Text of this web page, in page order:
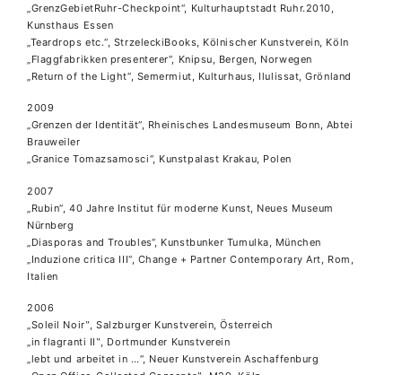
„GrenzGebietRuhr-Checkpoint“, Kulturhauptstadt Ruhr.2010,
Kunsthaus Essen
„Teardrops etc.“, StrzeleckiBooks, Kölnischer Kunstverein, Köln
„Flaggfabrikken presenterer“, Knipsu, Bergen, Norwegen
„Return of the Light“, Semermiut, Kulturhaus, Ilulissat, Grönland
2009
„Grenzen der Identität“, Rheinisches Landesmuseum Bonn, Abtei
Brauweiler
„Granice Tomazsamosci“, Kunstpalast Krakau, Polen
2007
„Rubin“, 40 Jahre Institut für moderne Kunst, Neues Museum
Nürnberg
„Diasporas and Troubles“, Kunstbunker Tumulka, München
„Induzione critica III“, Change + Partner Contemporary Art, Rom,
Italien
2006
„Soleil Noir‟, Salzburger Kunstverein, Österreich
„in flagranti II‟, Dortmunder Kunstverein
„lebt und arbeitet in …“, Neuer Kunstverein Aschaffenburg